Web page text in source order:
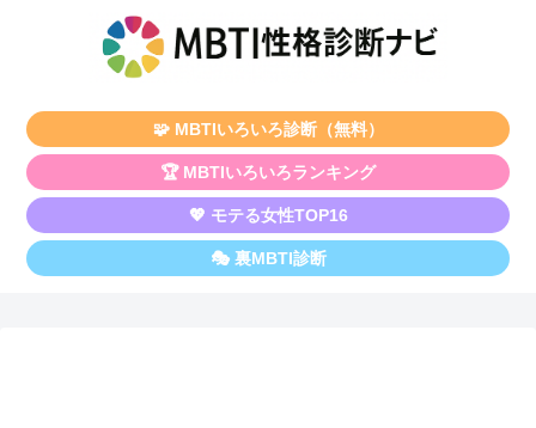
🧩 MBTIいろいろ診断（無料）
🏆 MBTIいろいろランキング
💖 モテる女性TOP16
🎭 裏MBTI診断